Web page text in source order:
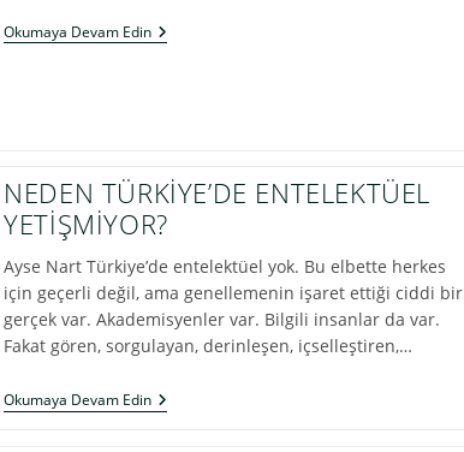
Okumaya Devam EdinDOĞMAK
MI,
NEDEN TÜRKİYE’DE ENTELEKTÜEL
YETİŞMİYOR?
Ayse Nart Türkiye’de entelektüel yok. Bu elbette herkes
için geçerli değil, ama genellemenin işaret ettiği ciddi bir
gerçek var. Akademisyenler var. Bilgili insanlar da var.
Fakat gören, sorgulayan, derinleşen, içselleştiren,…
Okumaya Devam EdinNEDEN
TÜRKİYE’DE